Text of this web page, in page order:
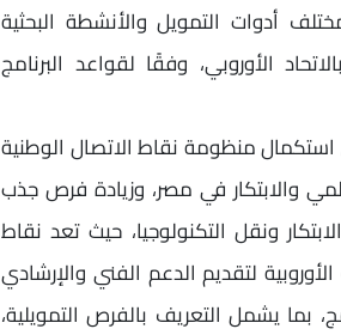
أدوات التمويل والأنشطة البحثية
الأوروبي، وفقًا لقواعد البرنامج
منظومة نقاط الاتصال الوطنية
والابتكار في مصر، وزيادة فرص جذب
ونقل التكنولوجيا، حيث تعد نقاط
لتقديم الدعم الفني والإرشادي
بما يشمل التعريف بالفرص التمويلية،